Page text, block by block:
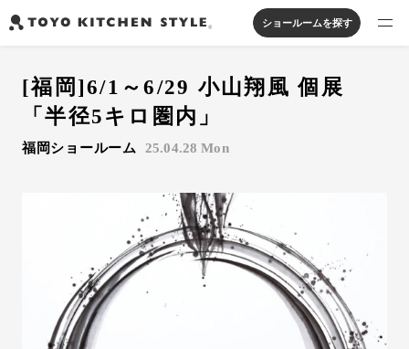
オープンキッチン
アイランドキッチン
製品を探す
システムキッチン
実例から探す
ジャーナルを読む
オンラインストア
ショールームを探す
[福岡]6/1～6/29 小山翔風 個展
「半径5キロ圏内」
福岡ショールーム 25.04.28 Mon